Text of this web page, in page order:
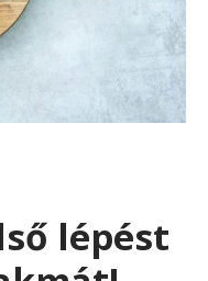
lépést